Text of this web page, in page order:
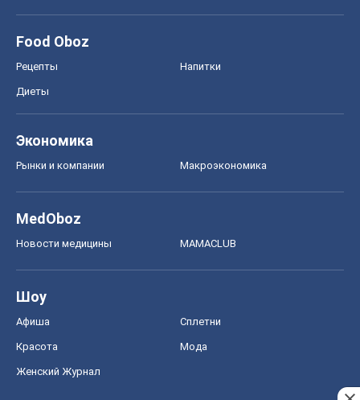
Food Oboz
Рецепты Напитки
Диеты
Экономика
Рынки и компании Mакроэкономика
MedOboz
Новости медицины MAMACLUB
Шоу
Афиша Сплетни
Красота Мода
Женский Журнал